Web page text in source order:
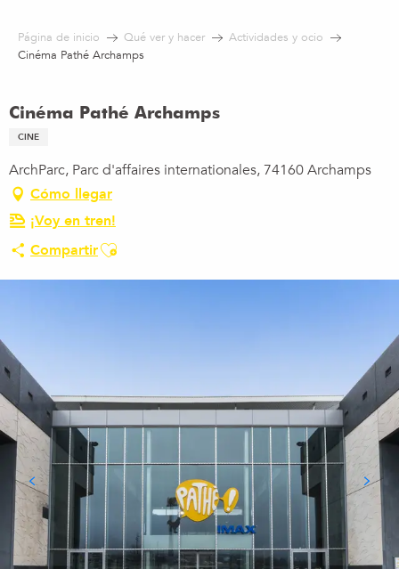
contenu
Página de inicio Qué ver y hacer
Actividades y ocio
Cinéma Pathé Archamps
Cinéma Pathé Archamps
CINE
ArchParc, Parc d'affaires internationales, 74160 Archamps
Cómo llegar
¡Voy en tren!
CompartirAjouter aux favoris